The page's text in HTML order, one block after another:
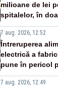
milioane de lei
spitalelor, în
7 aug. 2026, 12:52
Întreruperea
electrică a
pune în pericol
7 aug. 2026, 12:49